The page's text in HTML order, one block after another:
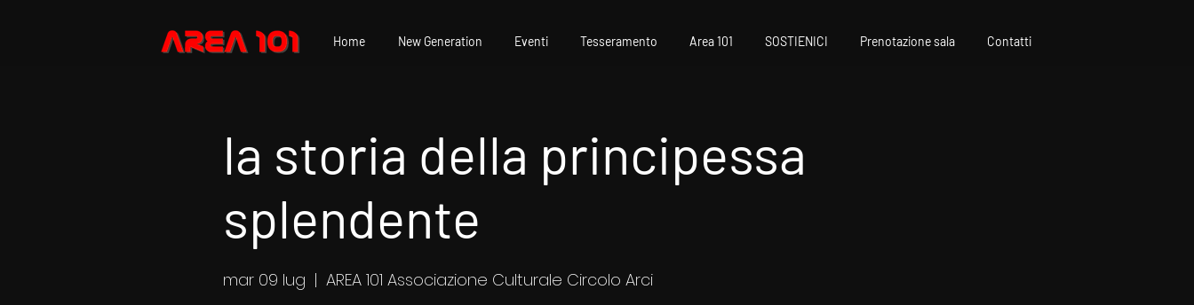
Home New Generation Eventi Tesseramento Area 101 SOSTIENICI Prenotazione sala Contatti
la storia della principessa
splendente
mar 09 lug
  |
AREA 101 Associazione Culturale Circolo Arci